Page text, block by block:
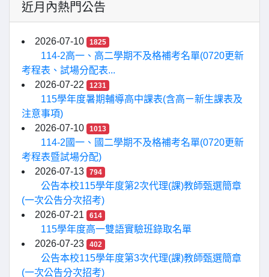
近月內熱門公告
2026-07-10 1825
114-2高一、高二學期不及格補考名單(0720更新
考程表、試場分配表...
2026-07-22
1231
115學年度暑期輔導高中課表(含高ㄧ新生課表及
注意事項)
2026-07-10
1013
114-2國一、國二學期不及格補考名單(0720更新
考程表暨試場分配)
2026-07-13
794
公告本校115學年度第2次代理(課)教師甄選簡章
(一次公告分次招考)
2026-07-21
614
115學年度高一雙語實驗班錄取名單
2026-07-23
402
公告本校115學年度第3次代理(課)教師甄選簡章
(一次公告分次招考)